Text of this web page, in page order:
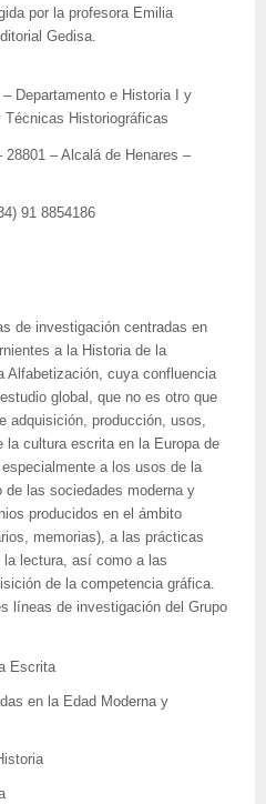
por la profesora Emilia
Gedisa.
Departamento e Historia I y
Historiográficas
28801 – Alcalá de Henares –
91 8854186
de investigación centradas en
a la Historia de la
Alfabetización, cuya confluencia
global, que no es otro que
adquisición, producción, usos,
cultura escrita en la Europa de
a los usos de la
las sociedades moderna y
producidos en el ámbito
memorias), a las prácticas
lectura, así como a las
de la competencia gráfica.
líneas de investigación del Grupo
Escrita
en la Edad Moderna y